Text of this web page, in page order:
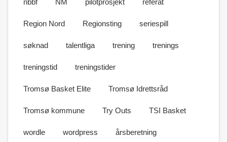
nbbf NM pilotprosjekt referat
Region Nord Regionsting seriespill
søknad talentliga trening trenings
treningstid treningstider
Tromsø Basket Elite Tromsø Idrettsråd
Tromsø kommune Try Outs TSI Basket
wordle wordpress årsberetning